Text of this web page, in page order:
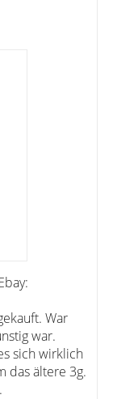
War
war.
sich wirklich
das ältere 3g.